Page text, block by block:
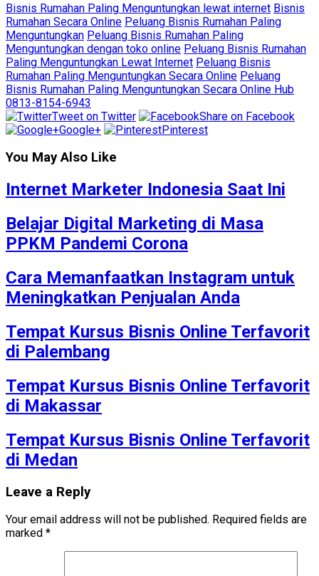
Bisnis Rumahan Paling Menguntungkan lewat internet Bisnis
Rumahan Secara Online Peluang Bisnis Rumahan Paling
Menguntungkan Peluang Bisnis Rumahan Paling
Menguntungkan dengan toko online Peluang Bisnis Rumahan
Paling Menguntungkan Lewat Internet Peluang Bisnis
Rumahan Paling Menguntungkan Secara Online Peluang
Bisnis Rumahan Paling Menguntungkan Secara Online Hub
0813-8154-6943
Tweet on Twitter
Share on Facebook
Google+
Pinterest
You May Also Like
Internet Marketer Indonesia Saat Ini
Belajar Digital Marketing di Masa
PPKM Pandemi Corona
Cara Memanfaatkan Instagram untuk
Meningkatkan Penjualan Anda
Tempat Kursus Bisnis Online Terfavorit
di Palembang
Tempat Kursus Bisnis Online Terfavorit
di Makassar
Tempat Kursus Bisnis Online Terfavorit
di Medan
Leave a Reply
Your email address will not be published. Required fields are
marked *